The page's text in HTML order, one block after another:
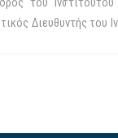
Διευθυντής του